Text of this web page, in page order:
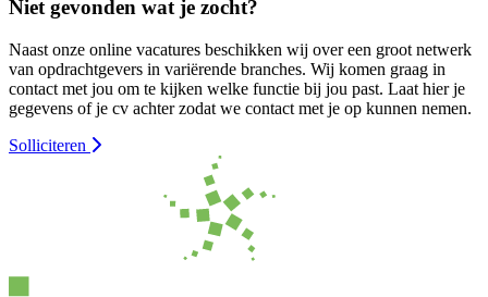
Niet gevonden wat je zocht?
Naast onze online vacatures beschikken wij over een groot netwerk
van opdrachtgevers in variërende branches. Wij komen graag in
contact met jou om te kijken welke functie bij jou past. Laat hier je
gegevens of je cv achter zodat we contact met je op kunnen nemen.
Solliciteren